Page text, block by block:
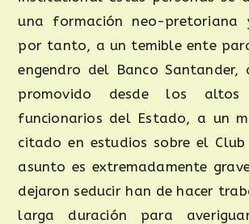
una formación neo-pretoriana
por tanto, a un temible ente
engendro del Banco
promovido desde los altos
funcionarios del Estado, a un
citado en estudios sobre el Club
asunto es extremadamente
dejaron seducir han de hacer
larga duración para